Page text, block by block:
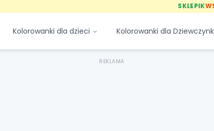
SKLEPIK
Kolorowanki dla dzieci Kolorowanki dla
REKLAMA